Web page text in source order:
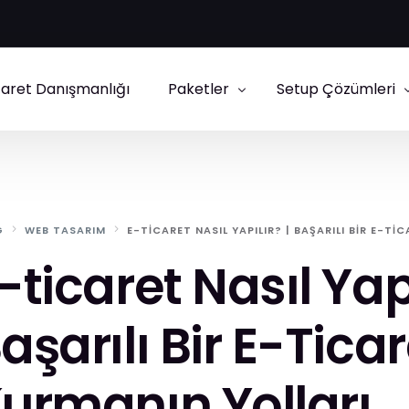
Danışmanlığı Paketler Setup Çözümleri
Ticimax Setup
ikas Setup
WEB TASARIM E-TICARET NASIL YAPILIR? | BAŞARILI BIR E-
ticaret Nasıl
Bir E-